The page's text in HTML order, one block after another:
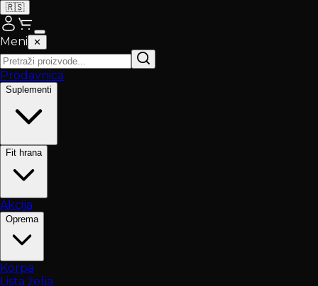
🇷🇸
Meni ✕
Prodavnica
Suplementi
Fit hrana
Akcija
Oprema
Korpa
Lista želja